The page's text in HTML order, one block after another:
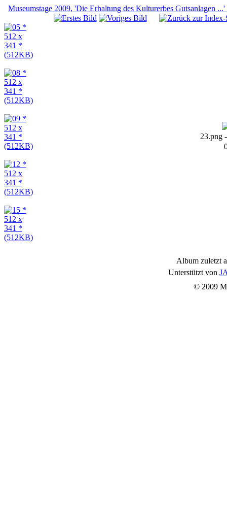
Museumstage 2009, 'Die Erhaltung des Kulturerbes Gutsanlagen
23.png
Album zuletzt
Unterstützt von
© 2009